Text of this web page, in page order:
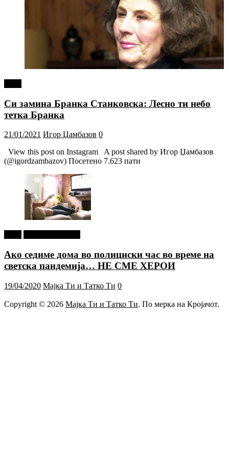
Си замина Бранка Станковска: Лесно ти небо
тетка Бранка
21/01/2021 Игор Џамбазов 0
View this post on Instagram A post shared by Игор Џамбазов
(@igordzambazov) Посетено 7.623 пати
Ако седиме дома во полициски час во време на
светска пандемија… НЕ СМЕ ХЕРОИ
19/04/2020 Мајка Ти и Татко Ти 0
Copyright © 2026 Мајка Ти и Татко Ти. По мерка на Кројачот.